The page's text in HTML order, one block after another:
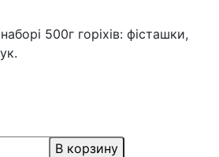
500г горіхів: фісташки,
В корзину